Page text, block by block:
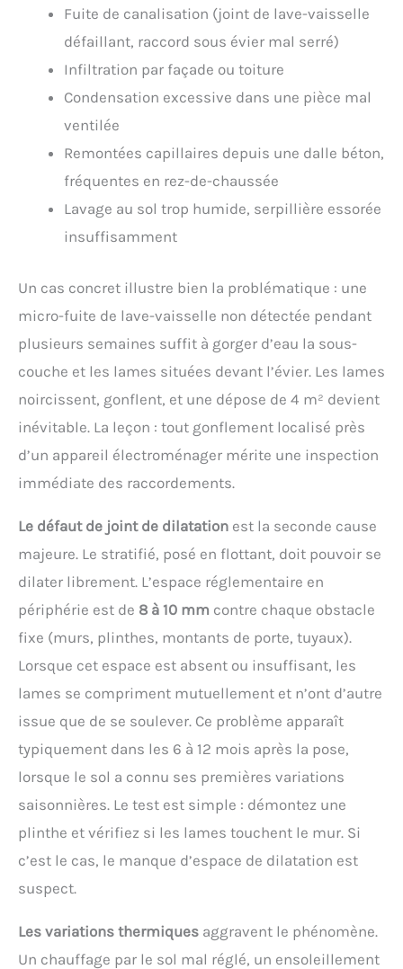
Fuite de canalisation (joint de lave-vaisselle
défaillant, raccord sous évier mal serré)
Infiltration par façade ou toiture
Condensation excessive dans une pièce mal
ventilée
Remontées capillaires depuis une dalle béton,
fréquentes en rez-de-chaussée
Lavage au sol trop humide, serpillière essorée
insuffisamment
Un cas concret illustre bien la problématique : une
micro-fuite de lave-vaisselle non détectée pendant
plusieurs semaines suffit à gorger d’eau la sous-
couche et les lames situées devant l’évier. Les lames
noircissent, gonflent, et une dépose de 4 m² devient
inévitable. La leçon : tout gonflement localisé près
d’un appareil électroménager mérite une inspection
immédiate des raccordements.
Le défaut de joint de dilatation est la seconde cause
majeure. Le stratifié, posé en flottant, doit pouvoir se
dilater librement. L’espace réglementaire en
périphérie est de 8 à 10 mm contre chaque obstacle
fixe (murs, plinthes, montants de porte, tuyaux).
Lorsque cet espace est absent ou insuffisant, les
lames se compriment mutuellement et n’ont d’autre
issue que de se soulever. Ce problème apparaît
typiquement dans les 6 à 12 mois après la pose,
lorsque le sol a connu ses premières variations
saisonnières. Le test est simple : démontez une
plinthe et vérifiez si les lames touchent le mur. Si
c’est le cas, le manque d’espace de dilatation est
suspect.
Les variations thermiques aggravent le phénomène.
Un chauffage par le sol mal réglé, un ensoleillement